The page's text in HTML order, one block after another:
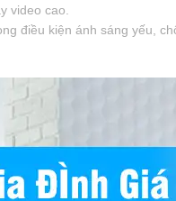
video cao.
điều kiện ánh sáng yếu,